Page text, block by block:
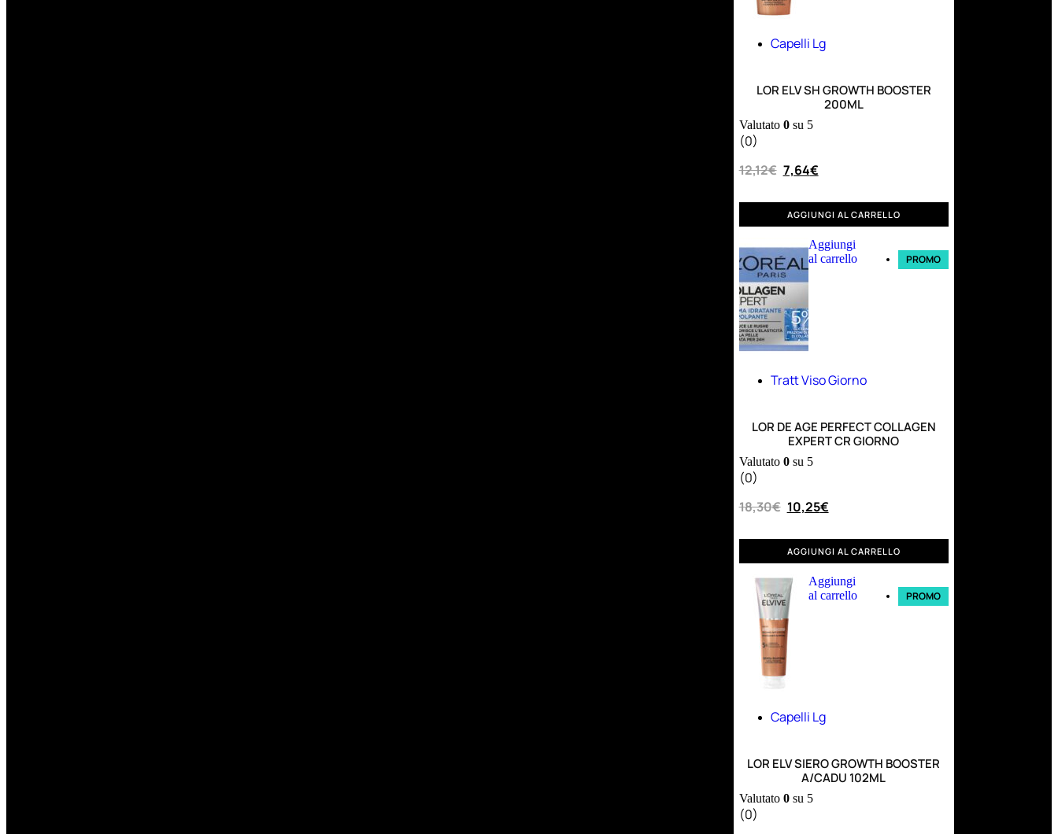
Capelli Lg
LOR ELV SH GROWTH BOOSTER
200ML
Valutato 0su 5
(0)
12,12€ 7,64€
AGGIUNGI AL CARRELLO
Aggiungi
al carrello
PROMO
Tratt Viso Giorno
LOR DE AGE PERFECT COLLAGEN
EXPERT CR GIORNO
Valutato 0su 5
(0)
18,30€ 10,25€
AGGIUNGI AL CARRELLO
Aggiungi
al carrello
PROMO
Capelli Lg
LOR ELV SIERO GROWTH BOOSTER
A/CADU 102ML
Valutato 0su 5
(0)